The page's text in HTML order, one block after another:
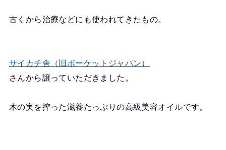
古くから治療などにも使われてきたもの。
サイカチ舎（旧ボーケットジャパン）
さんから譲っていただきました。
木の実を搾った滋養たっぷりの高級美容オイルです。